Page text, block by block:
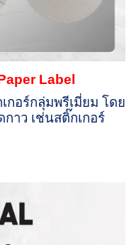
Label
กอร์กลุ่มพรีเมี่ยม โดย
าว เช่นสติ๊กเกอร์